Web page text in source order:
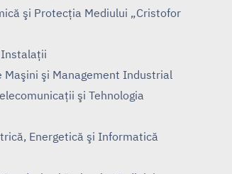
şi Protecţia Mediului „Cristofor
Maşini şi Management Industrial
şi Tehnologia
Energetică şi Informatică